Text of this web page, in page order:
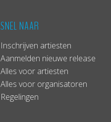
SNEL NAAR
Inschrijven artiesten
Aanmelden nieuwe release
Alles voor artiesten
Alles voor organisatoren
Regelingen